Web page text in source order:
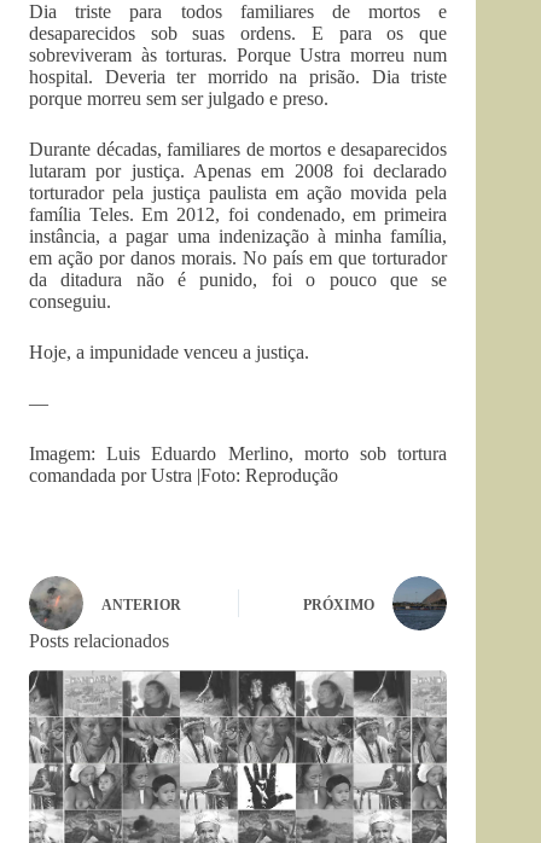
Dia triste para todos familiares de mortos e
desaparecidos sob suas ordens. E para os que
sobreviveram às torturas. Porque Ustra morreu num
hospital. Deveria ter morrido na prisão. Dia triste
porque morreu sem ser julgado e preso.
Durante décadas, familiares de mortos e desaparecidos
lutaram por justiça. Apenas em 2008 foi declarado
torturador pela justiça paulista em ação movida pela
família Teles. Em 2012, foi condenado, em primeira
instância, a pagar uma indenização à minha família,
em ação por danos morais. No país em que torturador
da ditadura não é punido, foi o pouco que se
conseguiu.
Hoje, a impunidade venceu a justiça.
—
Imagem: Luis Eduardo Merlino, morto sob tortura
comandada por Ustra |Foto: Reprodução
ANTERIOR PRÓXIMO
Posts relacionados